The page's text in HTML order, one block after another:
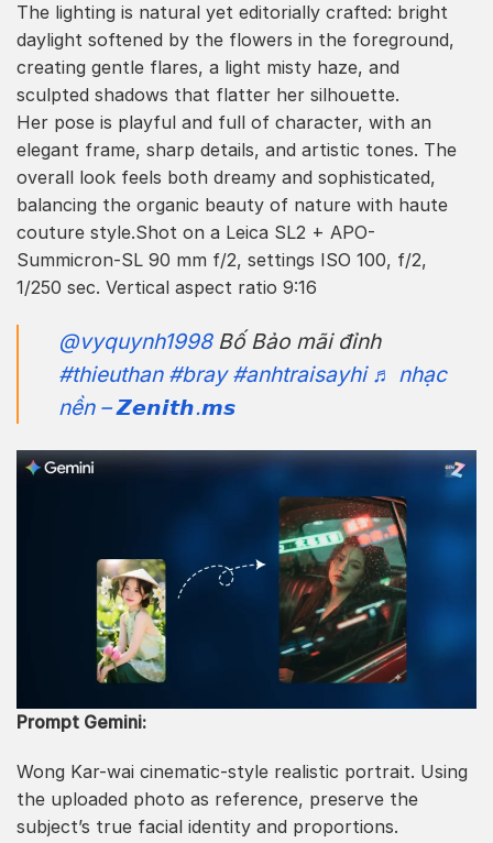
The lighting is natural yet editorially crafted: bright
daylight softened by the flowers in the foreground,
creating gentle flares, a light misty haze, and
sculpted shadows that flatter her silhouette.
Her pose is playful and full of character, with an
elegant frame, sharp details, and artistic tones. The
overall look feels both dreamy and sophisticated,
balancing the organic beauty of nature with haute
couture style.Shot on a Leica SL2 + APO-
Summicron-SL 90 mm f/2, settings ISO 100, f/2,
1/250 sec. Vertical aspect ratio 9:16
@vyquynh1998Bố Bảo mãi đỉnh
#thieuthan #bray #anhtraisayhi ♬ nhạc
nền – 𝙕𝙚𝙣𝙞𝙩𝙝.𝙢𝙨
Prompt Gemini:
Wong Kar-wai cinematic-style realistic portrait. Using
the uploaded photo as reference, preserve the
subject’s true facial identity and proportions.